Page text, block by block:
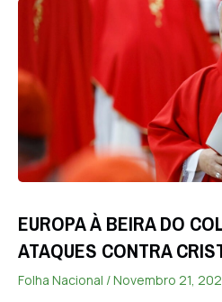
EUROPA À BEIRA DO
ATAQUES CONTRA
Folha Nacional Novembro 21,